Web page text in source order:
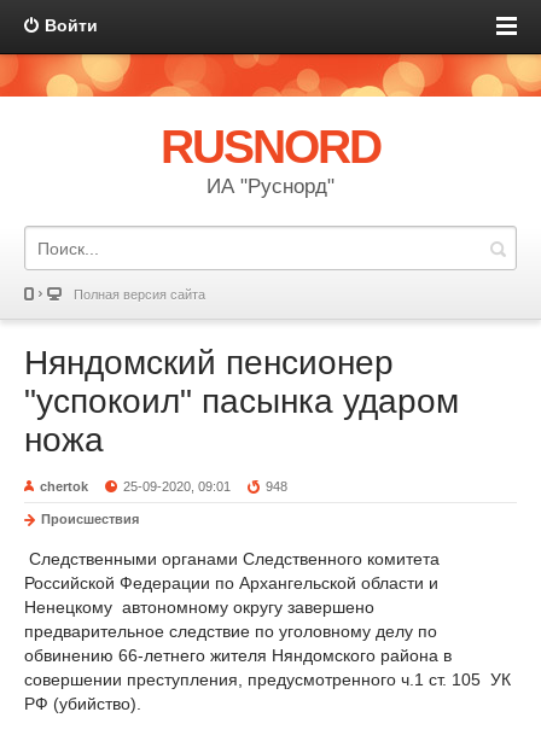
Войти
RUSNORD
ИА "Руснорд"
Полная версия сайта
Няндомский пенсионер
"успокоил" пасынка ударом
ножа
chertok 25-09-2020, 09:01 948
Происшествия
Следственными органами Следственного комитета
Российской Федерации по Архангельской области и
Ненецкому автономному округу завершено
предварительное следствие по уголовному делу по
обвинению 66-летнего жителя Няндомского района в
совершении преступления, предусмотренного ч.1 ст. 105 УК
РФ (убийство).